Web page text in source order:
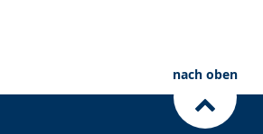
nach oben